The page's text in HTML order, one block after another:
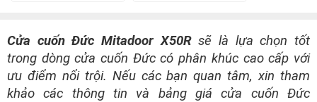
Cửa cuốn Đức Mitadoor X50Rsẽ là lựa chọn tốt
trong dòng cửa cuốn Đức có phân khúc cao cấp với
ưu điểm nổi trội. Nếu các bạn quan tâm, xin tham
khảo các thông tin và bảng giá cửa cuốn Đức